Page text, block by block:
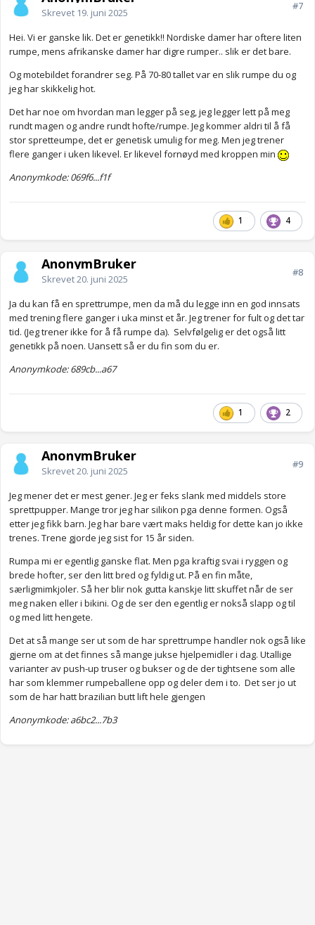
Skrevet 19. juni 2025
#7
Hei. Vi er ganske lik. Det er genetikk!! Nordiske damer har oftere liten
rumpe, mens afrikanske damer har digre rumper.. slik er det bare.
Og motebildet forandrer seg. På 70-80 tallet var en slik rumpe du og
jeg har skikkelig hot.
Det har noe om hvordan man legger på seg, jeg legger lett på meg
rundt magen og andre rundt hofte/rumpe. Jeg kommer aldri til å få
stor spretteumpe, det er genetisk umulig for meg. Men jeg trener
flere ganger i uken likevel. Er likevel fornøyd med kroppen min
Anonymkode: 069f6...f1f
1 4
AnonymBruker
Skrevet20. juni 2025
#8
Ja du kan få en sprettrumpe, men da må du legge inn en god innsats
med trening flere ganger i uka minst et år. Jeg trener for fult og det tar
tid. (Jeg trener ikke for å få rumpe da). Selvfølgelig er det også litt
genetikk på noen. Uansett så er du fin som du er.
Anonymkode: 689cb...a67
1 2
AnonymBruker
Skrevet20. juni 2025
#9
Jeg mener det er mest gener. Jeg er feks slank med middels store
sprettpupper. Mange tror jeg har silikon pga denne formen. Også
etter jeg fikk barn. Jeg har bare vært maks heldig for dette kan jo ikke
trenes. Trene gjorde jeg sist for 15 år siden.
Rumpa mi er egentlig ganske flat. Men pga kraftig svai i ryggen og
brede hofter, ser den litt bred og fyldig ut. På en fin måte,
særligmimkjoler. Så her blir nok gutta kanskje litt skuffet når de ser
meg naken eller i bikini. Og de ser den egentlig er nokså slapp og til
og med litt hengete.
Det at så mange ser ut som de har sprettrumpe handler nok også like
gjerne om at det finnes så mange jukse hjelpemidler i dag. Utallige
varianter av push-up truser og bukser og de der tightsene som alle
har som klemmer rumpeballene opp og deler dem i to. Det ser jo ut
som de har hatt brazilian butt lift hele gjengen
Anonymkode: a6bc2...7b3